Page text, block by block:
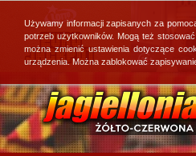
Używamy informacji zapisanych za
potrzeb użytkowników. Mogą też
można zmienić ustawienia dotyczące
urządzenia. Można zablokować